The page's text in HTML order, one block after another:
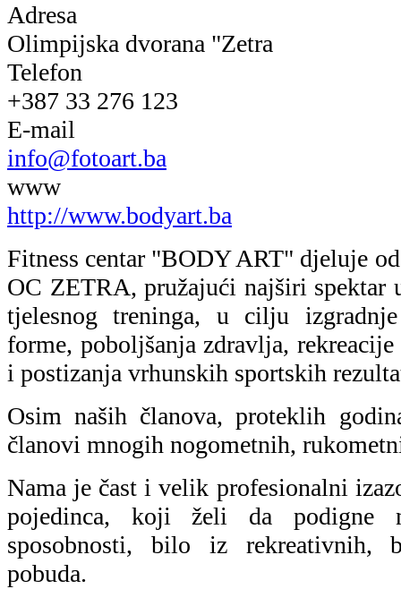
Adresa
Olimpijska dvorana "Zetra
Telefon
+387 33 276 123
E-mail
info@fotoart.ba
www
http://www.bodyart.ba
Fitness centar "BODY ART" djeluje
OC ZETRA, pružajući najširi spektar
tjelesnog treninga, u cilju
forme, poboljšanja zdravlja,
i postizanja vrhunskih sportskih
Osim naših članova, proteklih
članovi mnogih nogometnih,
Nama je čast i velik profesionalni
pojedinca, koji želi da podigne
sposobnosti, bilo iz rekreativnih,
pobuda.